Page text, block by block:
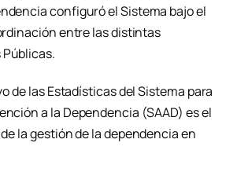
configuró el Sistema bajo el
entre las distintas
de las Estadísticas del Sistema para
a la Dependencia (SAAD) es el
la gestión de la dependencia en